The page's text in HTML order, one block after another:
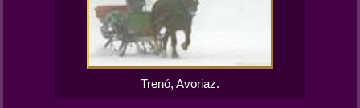
Trenó, Avoriaz.